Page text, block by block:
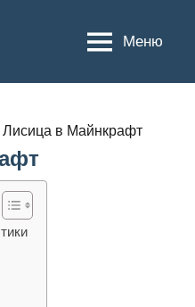
Меню
Лисица в Майнкрафт